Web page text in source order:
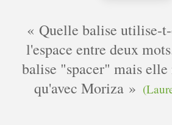
Quelle balise utilise-
l'espace entre deux
balise "spacer" mais
qu'avec Moriza